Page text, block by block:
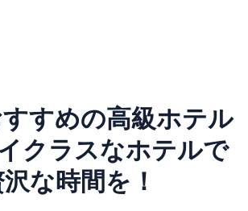
すめの高級ホテル
クラスなホテルで
な時間を！